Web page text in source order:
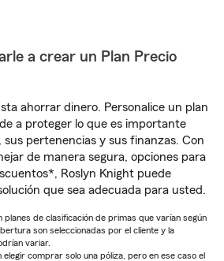
a crear un Plan Precio
ahorrar dinero. Personalice un plan
a proteger lo que es importante
pertenencias y sus finanzas. Con
de manera segura, opciones para
Roslyn Knight puede
que sea adecuada para usted.
de clasificación de primas que varían según
son seleccionadas por el cliente y la
variar.
comprar solo una póliza, pero en ese caso el